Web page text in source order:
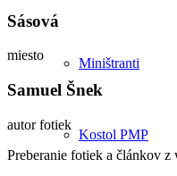
Miništranti
Kostol PMP
Sásová
miesto
Samuel Šnek
autor fotiek
Preberanie fotiek a článkov z